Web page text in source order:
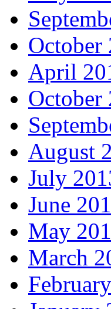
October
April
October
August
July
June
May
March